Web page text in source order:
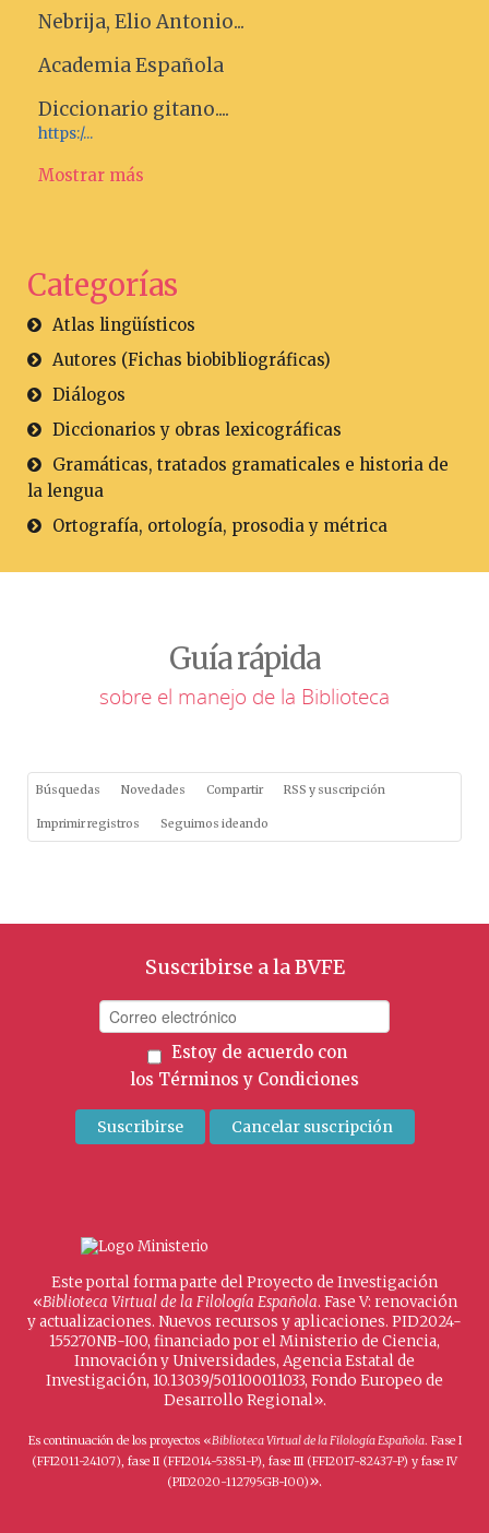
Nebrija, Elio Antonio...
Academia Española
Diccionario gitano....
https:/...
Mostrar más
Categorías
Atlas lingüísticos
Autores (Fichas biobibliográficas)
Diálogos
Diccionarios y obras lexicográficas
Gramáticas, tratados gramaticales e historia de
la lengua
Ortografía, ortología, prosodia y métrica
Guía rápida
sobre el manejo de la Biblioteca
Búsquedas Novedades Compartir RSS y suscripción
Imprimir registros Seguimos ideando
Suscribirse a la BVFE
Estoy de acuerdo con
los Términos y Condiciones
Este portal forma parte del Proyecto de Investigación
«Biblioteca Virtual de la Filología Española. Fase V: renovación
y actualizaciones. Nuevos recursos y aplicaciones. PID2024-
155270NB-I00, financiado por el Ministerio de Ciencia,
Innovación y Universidades, Agencia Estatal de
Investigación, 10.13039/501100011033, Fondo Europeo de
Desarrollo Regional».
Es continuación de los proyectos «Biblioteca Virtual de la Filología Española. Fase I
(FFI2011-24107), fase II (FFI2014-53851-P), fase III (FFI2017-82437-P) y fase IV
(PID2020-112795GB-I00)».